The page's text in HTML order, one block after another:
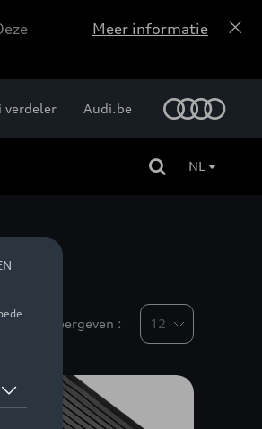
Meer informatie
verdeler Audi.be
NL
Weergeven :